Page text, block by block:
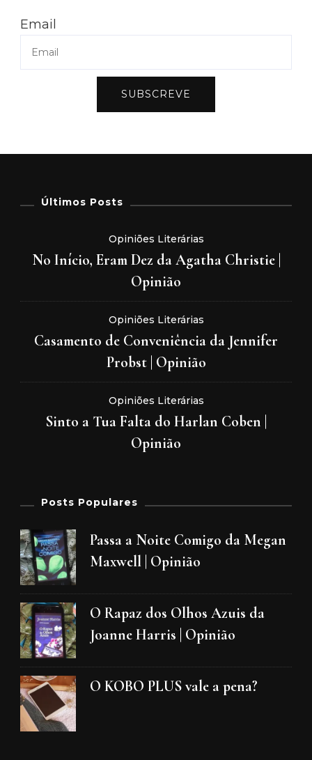
Email
SUBSCREVE
Últimos Posts
Opiniões Literárias
No Início, Eram Dez da Agatha Christie |
Opinião
Opiniões Literárias
Casamento de Conveniência da Jennifer
Probst | Opinião
Opiniões Literárias
Sinto a Tua Falta do Harlan Coben |
Opinião
Posts Populares
Passa a Noite Comigo da Megan
Maxwell | Opinião
O Rapaz dos Olhos Azuis da
Joanne Harris | Opinião
O KOBO PLUS vale a pena?